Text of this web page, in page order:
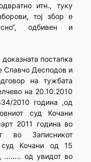
итн., туку
тој збор е
одбивен и
постапка
Славчо Десподов и
на тужбата
на 20.10.2010
2010 година ,од
суд Кочани
2011 година во
во Записникот
суд Кочани од 15
…….. од увидот во